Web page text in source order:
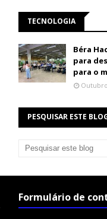
TECNOLOGIA
Béra
para
para o
PESQUISAR ESTE
Formulário de